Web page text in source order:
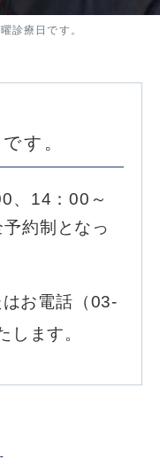
診療日です。
す。
、14：00～
約制となっ
はお電話（03-
ます。